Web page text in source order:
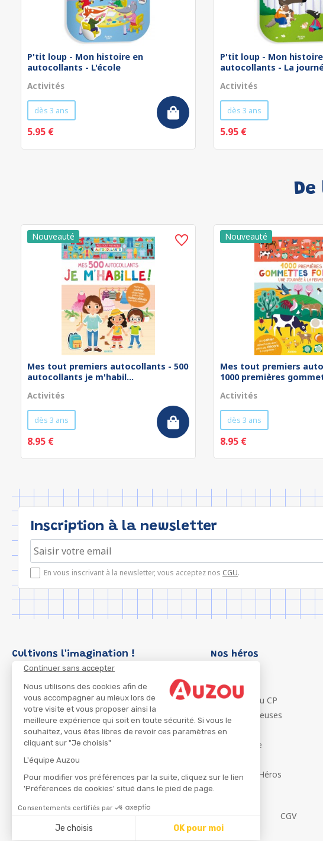
Continuer sans accepter
Nous utilisons des cookies afin de
vous accompagner au mieux lors de
votre visite et vous proposer ainsi la
meilleure expérience qui soit en toute sécurité. Si vous le
souhaitez, vous êtes libres de revoir ces paramètres en
cliquant sur "Je choisis"
L'équipe Auzou
Pour modifier vos préférences par la suite, cliquez sur le lien
'Préférences de cookies' situé dans le pied de page.
Consentements certifiés par
Je choisis OK pour moi
P'tit loup - Mon histoire en
autocollants - L'école
Activités
dès 3 ans
5.95 €
P'tit loup - Mon
autocollants - La
Activités
dès 3 ans
5.95 €
Mes tout premiers autocollants - 500
autocollants je m'habil...
Activités
dès 3 ans
8.95 €
Mes tout premiers
1000 premières
Activités
dès 3 ans
8.95 €
Inscription à la newsletter
En vous inscrivant à la newsletter, vous acceptez nos CGU.
Cultivons l'imagination ! Nos héros
P'tit Loup
Les Héros du CP
Les Influenceuses
Migali
Petite Taupe
Ma Boîte à Héros
CGV